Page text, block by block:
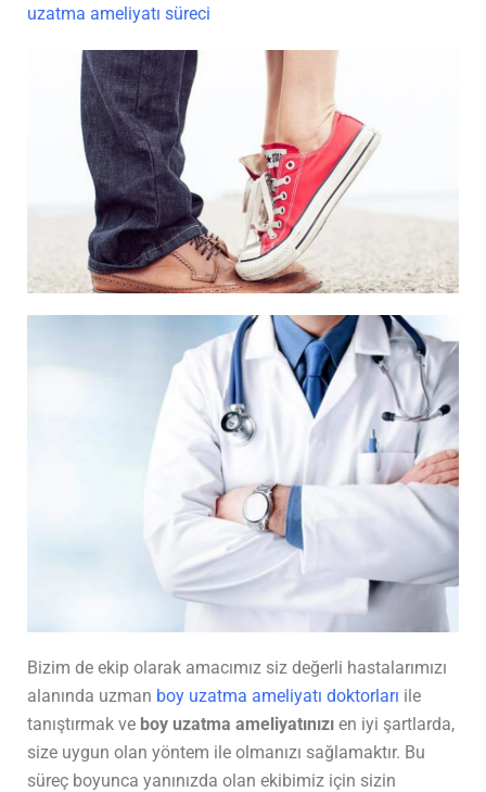
uzatma ameliyatı süreci
Bizim de ekip olarak amacımız siz değerli hastalarımızı
alanında uzman boy uzatma ameliyatı doktorları ile
tanıştırmak ve boy uzatma ameliyatınızı en iyi şartlarda,
size uygun olan yöntem ile olmanızı sağlamaktır. Bu
süreç boyunca yanınızda olan ekibimiz için sizin